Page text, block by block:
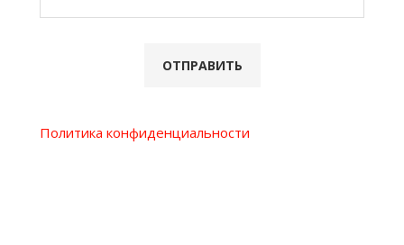
Политика конфиденциальности